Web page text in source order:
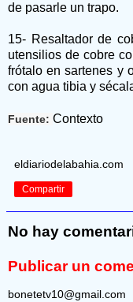
de pasarle un trapo.
15- Resaltador de
utensilios de cobre
frótalo en sartenes y
con agua tibia y
Fuente: Contexto
eldiariodelabahia.com
Compartir
No hay
Publicar un
bonetetv10@gmail.com